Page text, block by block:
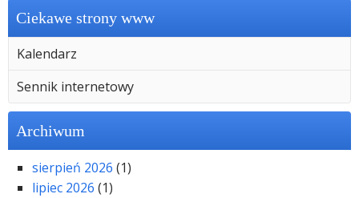
Ciekawe strony www
Kalendarz
Sennik internetowy
Archiwum
sierpień 2026 (1)
lipiec 2026 (1)